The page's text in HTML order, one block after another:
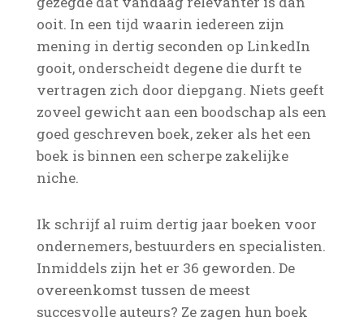
ooit. In een tijd waarin iedereen zijn
mening in dertig seconden op LinkedIn
gooit, onderscheidt degene die durft te
vertragen zich door diepgang. Niets geeft
zoveel gewicht aan een boodschap als een
goed geschreven boek, zeker als het een
boek is binnen een scherpe zakelijke
niche.
Ik schrijf al ruim dertig jaar boeken voor
ondernemers, bestuurders en specialisten.
Inmiddels zijn het er 36 geworden. De
overeenkomst tussen de meest
succesvolle auteurs? Ze zagen hun boek